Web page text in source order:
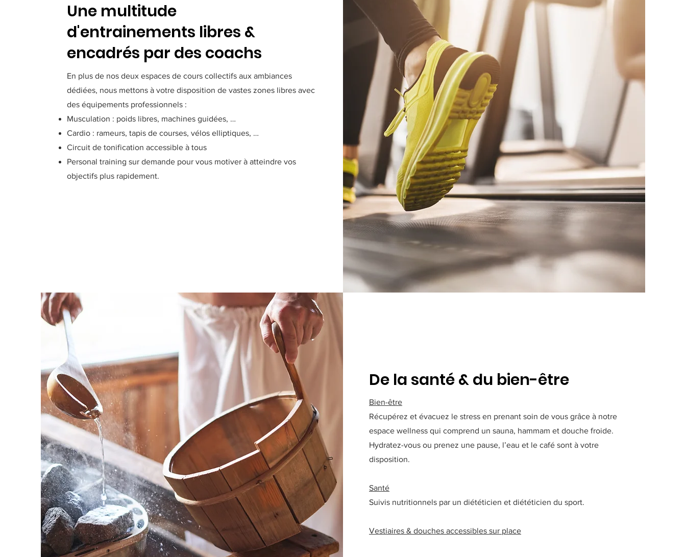
Une multitude
d'entrainements libres &
encadrés par des coachs
En plus de nos deux espaces de cours collectifs aux ambiances
dédiées, nous mettons à votre disposition de vastes zones libres avec
des équipements professionnels :
Musculation : poids libres, machines guidées, …
Cardio : rameurs, tapis de courses, vélos elliptiques, …
Circuit de tonification accessible à tous
Personal training sur demande pour vous motiver à atteindre vos
objectifs plus rapidement.
De la santé & du bien-être
Bien-être
Récupérez et évacuez le stress en prenant soin de vous grâce à notre
espace wellness qui comprend un sauna, hammam et douche froide.
Hydratez-vous ou prenez une pause, l’eau et le café sont à votre
disposition.
Santé
Suivis nutritionnels par un diététicien et diététicien du sport.
Vestiaires & douches accessibles sur place